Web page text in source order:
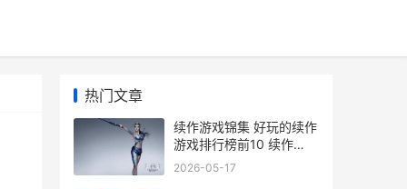
热门文章
续作游戏锦集 好玩的续作
游戏排行榜前10 续作
neozuo
2026-05-17